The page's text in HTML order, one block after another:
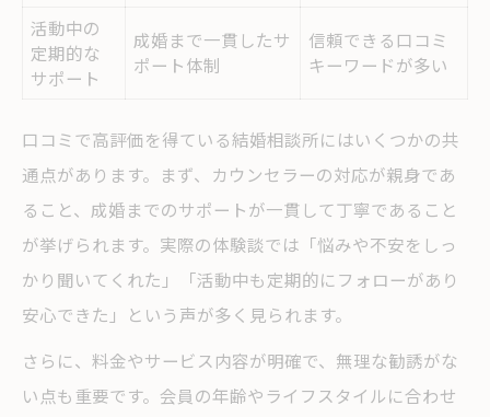
活動中の
定期的な
サポート
成婚まで一貫したサ
ポート体制
信頼できる口コミ
キーワードが多い
口コミで高評価を得ている結婚相談所にはいくつかの共
通点があります。まず、カウンセラーの対応が親身であ
ること、成婚までのサポートが一貫して丁寧であること
が挙げられます。実際の体験談では「悩みや不安をしっ
かり聞いてくれた」「活動中も定期的にフォローがあり
安心できた」という声が多く見られます。
さらに、料金やサービス内容が明確で、無理な勧誘がな
い点も重要です。会員の年齢やライフスタイルに合わせ